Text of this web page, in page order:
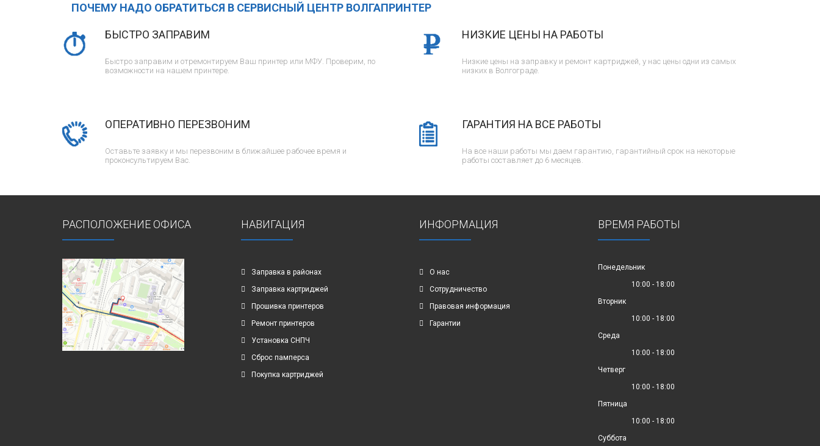
ПОЧЕМУ НАДО ОБРАТИТЬСЯ В СЕРВИСНЫЙ ЦЕНТР ВОЛГАПРИНТЕР
БЫСТРО ЗАПРАВИМ
Быстро заправим и отремонтируем Ваш принтер или МФУ. Проверим, по
возможности на нашем принтере.
ОПЕРАТИВНО ПЕРЕЗВОНИМ
Оставьте заявку и мы перезвоним в ближайшее рабочее время и
проконсультируем Вас.
НИЗКИЕ ЦЕНЫ НА РАБОТЫ
Низкие цены на заправку и ремонт картриджей, у нас цены одни из самых
низких в Волгограде.
ГАРАНТИЯ НА ВСЕ РАБОТЫ
На все наши работы мы даем гарантию, гарантийный срок на некоторые
работы составляет до 6 месяцев.
РАСПОЛОЖЕНИЕ ОФИСА НАВИГАЦИЯ
Заправка в районах
Заправка картриджей
Прошивка принтеров
Ремонт принтеров
Установка СНПЧ
Сброс памперса
Покупка картриджей
ИНФОРМАЦИЯ
О нас
Сотрудничество
Правовая информация
Гарантии
ВРЕМЯ РАБОТЫ
Понедельник
10:00 - 18:00
Вторник
10:00 - 18:00
Среда
10:00 - 18:00
Четверг
10:00 - 18:00
Пятница
10:00 - 18:00
Суббота